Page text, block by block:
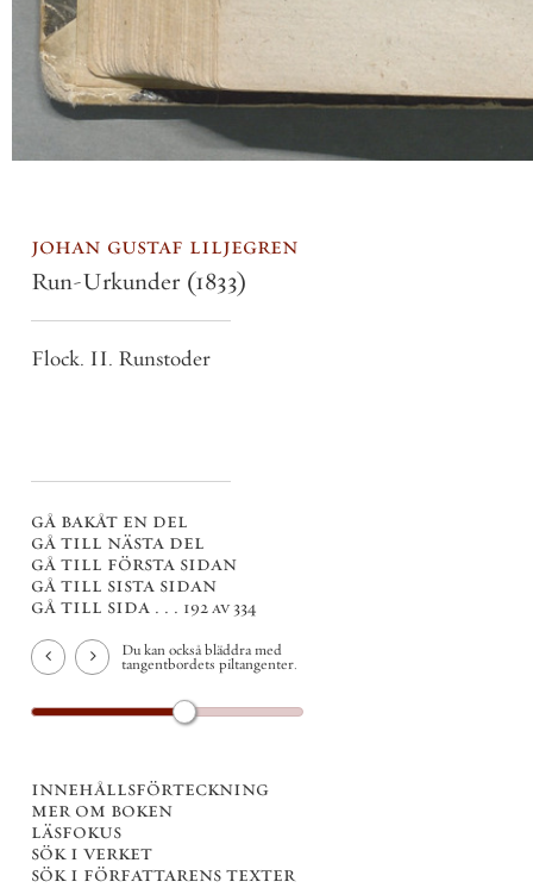
johan gustaf liljegren
Run-Urkunder (1833)
Flock. II. Runstoder
gå bakåt en del
gå till nästa del
gå till första sidan
gå till sista sidan
gå till sida . . . 192 av 334
Du kan också bläddra med
tangentbordets piltangenter.
innehållsförteckning
mer om boken
läsfokus
sök i verket
sök i författarens texter